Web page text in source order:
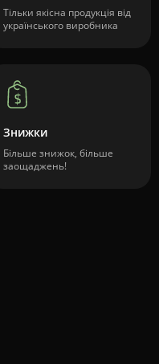
Тільки якісна продукція від
українського виробника
Знижки
Більше знижок, більше
заощаджень!